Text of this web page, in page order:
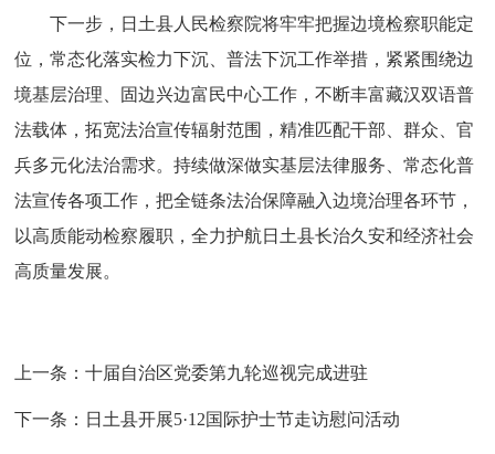
下一步，日土县人民检察院将牢牢把握边境检察职能定
位，常态化落实检力下沉、普法下沉工作举措，紧紧围绕边
境基层治理、固边兴边富民中心工作，不断丰富藏汉双语普
法载体，拓宽法治宣传辐射范围，精准匹配干部、群众、官
兵多元化法治需求。持续做深做实基层法律服务、常态化普
法宣传各项工作，把全链条法治保障融入边境治理各环节，
以高质能动检察履职，全力护航日土县长治久安和经济社会
高质量发展。
上一条：十届自治区党委第九轮巡视完成进驻
下一条： 日土县开展5·12国际护士节走访慰问活动